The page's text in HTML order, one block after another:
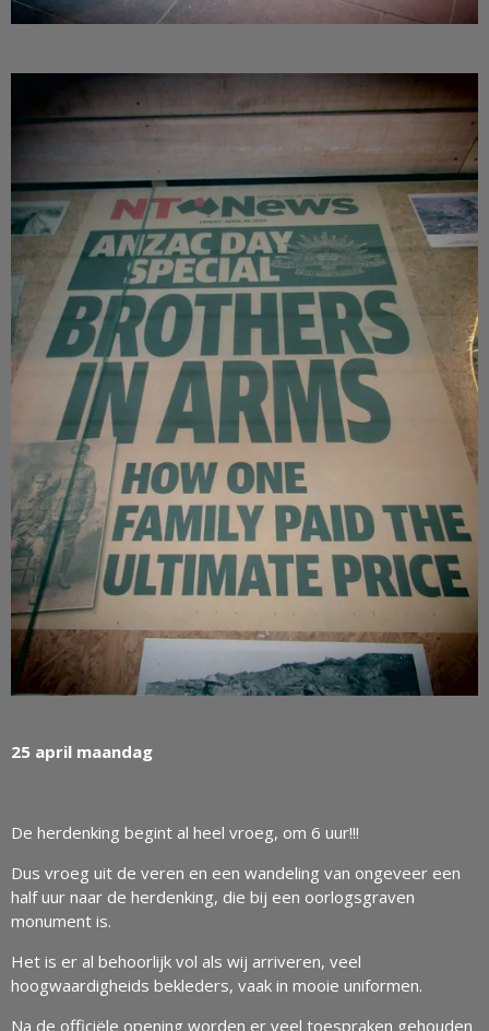
25 april maandag
De herdenking begint al heel vroeg, om 6 uur!!!
Dus vroeg uit de veren en een wandeling van ongeveer een
half uur naar de herdenking, die bij een oorlogsgraven
monument is.
Het is er al behoorlijk vol als wij arriveren, veel
hoogwaardigheids bekleders, vaak in mooie uniformen.
Na de officiële opening worden er veel toespraken gehouden